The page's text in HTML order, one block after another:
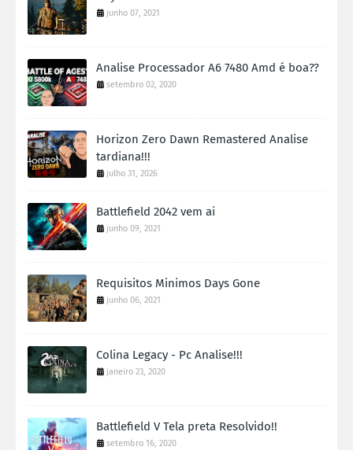
junho 07, 2021
Analise Processador A6 7480 Amd é boa??
setembro 02, 2020
Horizon Zero Dawn Remastered Analise
tardiana!!!
julho 31, 2026
Battlefield 2042 vem ai
junho 09, 2021
Requisitos Minimos Days Gone
junho 06, 2021
Colina Legacy - Pc Analise!!!
janeiro 23, 2020
Battlefield V Tela preta Resolvido!!
setembro 16, 2020